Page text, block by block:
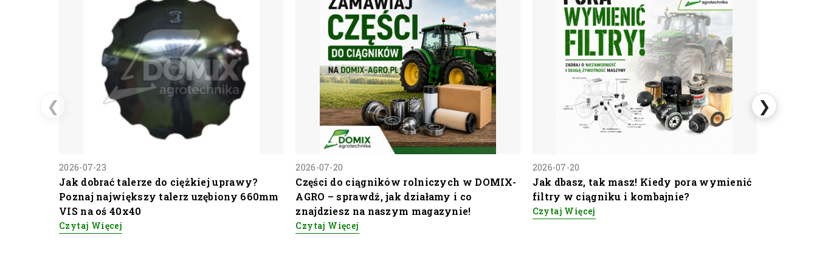
2026-07-23
Jak dobrać talerze do ciężkiej uprawy?
Poznaj największy talerz uzębiony 660mm
VIS na oś 40x40
Czytaj Więcej
2026-07-20
Części do ciągników rolniczych w DOMIX-
AGRO – sprawdź, jak działamy i co
znajdziesz na naszym magazynie!
Czytaj Więcej
2026-07-20
Jak dbasz, tak masz! Kiedy pora wymienić
filtry w ciągniku i kombajnie?
Czytaj Więcej
❮ ❯